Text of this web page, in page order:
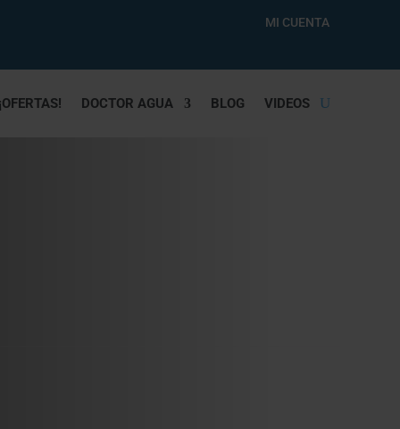
MI CUENTA
¡OFERTAS! DOCTOR AGUA BLOG VIDEOS